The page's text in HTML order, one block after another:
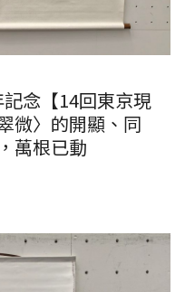
念【14回東京現
微〉的開顯、同
萬根已動